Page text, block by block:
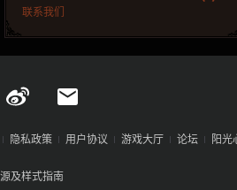
联系我们
隐私政策 用户协议 游戏大厅 论坛 阳光
及样式指南